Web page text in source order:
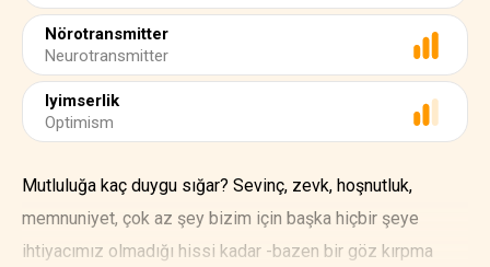
Nörotransmitter
Neurotransmitter
Iyimserlik
Optimism
Mutluluğa kaç duygu sığar? Sevinç, zevk, hoşnutluk,
memnuniyet, çok az şey bizim için başka hiçbir şeye
ihtiyacımız olmadığı hissi kadar -bazen bir göz kırpma